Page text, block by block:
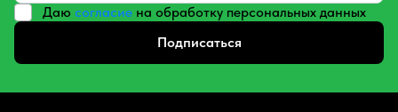
Даю согласие на обработку персональных данных
Подписаться